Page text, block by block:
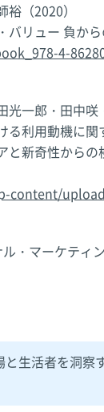
（2020）
バリュー 負か
4-
一郎・田中咲
る利用動機に
と新奇性から
・マーケティ
生活者を洞察